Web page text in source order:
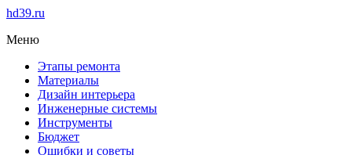
hd39.ru
Меню
Этапы ремонта
Материалы
Дизайн интерьера
Инженерные системы
Инструменты
Бюджет
Ошибки и советы